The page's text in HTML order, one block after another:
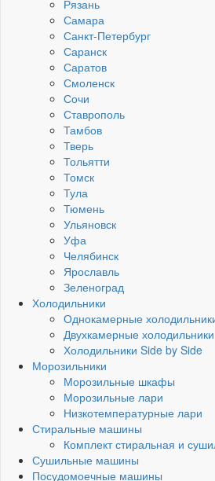
Рязань
Самара
Санкт-Петербург
Саранск
Саратов
Смоленск
Сочи
Ставрополь
Тамбов
Тверь
Тольятти
Томск
Тула
Тюмень
Ульяновск
Уфа
Челябинск
Ярославль
Зеленоград
Холодильники
Однокамерные
Двухкамерные холодильники
Холодильники Side by Side
Морозильники
Морозильные шкафы
Морозильные лари
Низкотемпературные лари
Стиральные машины
Комплект стиральная и
Сушильные машины
Посудомоечные машины